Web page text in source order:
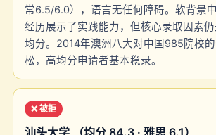
常6.5/6.0），语言无任何障碍。软背景
经历展示了实践能力，但核心录取因素
均分。2014年澳洲八大对中国985院校
松，高均分申请者基本稳录。
❌ 被拒
汕头大学 （均分 84.3 · 雅思 6.1）